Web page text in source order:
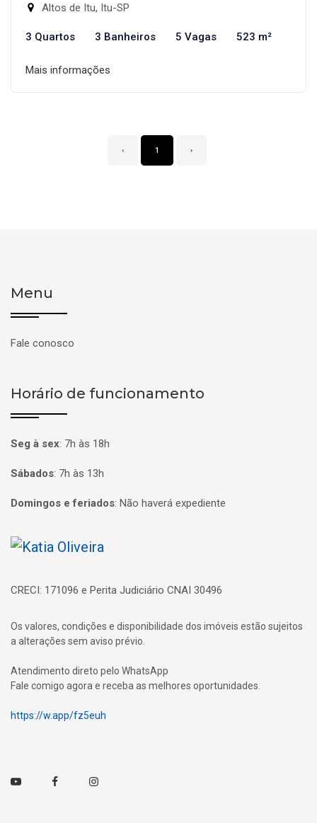
Altos de Itu, Itu-SP
3 Quartos 3 Banheiros 5 Vagas 523 m²
Mais informações
‹ 1 ›
Menu
Fale conosco
Horário de funcionamento
Seg à sex: 7h às 18h
Sábados: 7h às 13h
Domingos e feriados: Não haverá expediente
Página inicial
CRECI: 171096 e Perita Judiciário CNAI 30496
Os valores, condições e disponibilidade dos imóveis estão sujeitos
a alterações sem aviso prévio.
Atendimento direto pelo WhatsApp
Fale comigo agora e receba as melhores oportunidades.
https://w.app/fz5euh
Youtube FacebookInstagram